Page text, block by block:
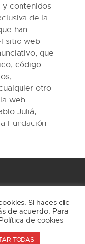
contenidos
de la
han
sitio web
que
código
otro
web.
Juliá,
Fundación
Si haces clic
de acuerdo. Para
Política de cookies.
TODAS